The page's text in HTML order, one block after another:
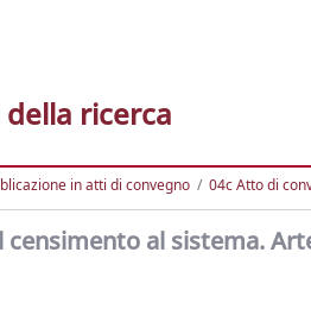
ricerca
in atti di convegno 04c Atto di
censimento al sistema.